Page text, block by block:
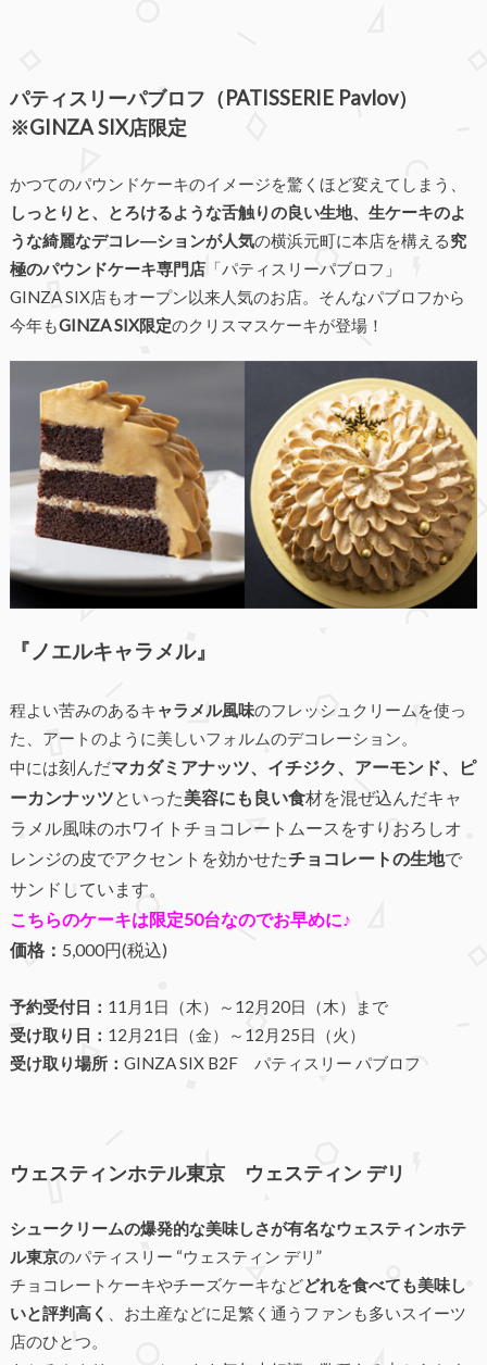
パティスリーパブロフ（PATISSERIE Pavlov）
※GINZA SIX店限定
かつてのパウンドケーキのイメージを驚くほど変えてしまう、
しっとりと、とろけるような舌触りの良い生地、生ケーキのよ
うな綺麗なデコレ―ションが人気の横浜元町に本店を構える究
極のパウンドケーキ専門店「パティスリーパブロフ」
GINZA SIX店もオープン以来人気のお店。そんなパブロフから
今年もGINZA SIX限定のクリスマスケーキが登場！
『ノエルキャラメル』
程よい苦みのあるキ ャラメル風味のフレッシュクリームを使っ
た、アートのように美しいフォルムのデコレーション。
中には刻んだマカダミアナッツ、イチジク、アーモンド、ピ
ーカンナッツといった美容にも良い食材を混ぜ込んだキャ
ラメル風味のホワイトチョコレートムースをすりおろしオ
レンジの皮でアクセントを効かせたチョコレートの生地で
サンドしています。
こちらのケーキは限定50台なのでお早めに♪
価格： 5,000円(税込)
予約受付日： 11月1日（木）～12月20日（木）まで
受け取り日： 12月21日（金）～12月25日（火）
受け取り場所： GINZA SIX B2F パティスリー パブロフ
ウェスティンホテル東京 ウェスティン デリ
シュークリームの爆発的な美味しさが有名なウェスティンホテ
ル東京のパティスリー “ウェスティン デリ”
チョコレートケーキやチーズケーキなどどれを食べても美味し
いと評判高く
、お土産などに足繁く通うファンも多いスイーツ
店のひとつ。